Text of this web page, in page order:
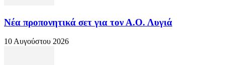
Νέα προπονητικά σετ για τον Α.Ο. Λυγιά
10 Αυγούστου 2026